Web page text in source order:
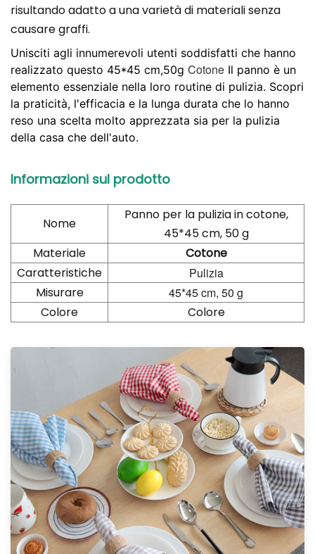
risultando adatto a una varietà di materiali senza
causare graffi.
Unisciti agli innumerevoli utenti soddisfatti che hanno
realizzato questo 45*45 cm,50g Cotone Il panno è un
elemento essenziale nella loro routine di pulizia. Scopri
la praticità, l'efficacia e la lunga durata che lo hanno
reso una scelta molto apprezzata sia per la pulizia
della casa che dell'auto.
Informazioni sul prodotto
Nome
Panno per la pulizia in cotone,
45*45 cm, 50 g
Materiale
Cotone
Caratteristiche
Pulizia
Misurare
45*45 cm, 50 g
Colore
Colore